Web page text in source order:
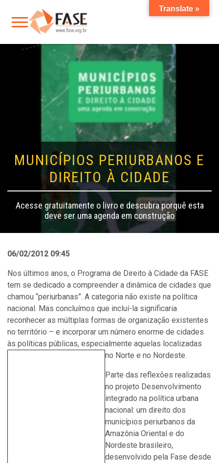
MUNICÍPIOS PERIURBANOS E
DIREITO À CIDADE
Acesse gratuitamente o livro e descubra porquê esta
deve ser uma agenda em construção
06/02/2012 09:45
Nos últimos anos, o Programa de Direito à Cidade da FASE
tem se dedicado a compreender a dinâmica de cidades que
chamou “periurbanas”. A categoria não existe na política
nacional. Mas concluímos que incluí-la significaria
reconhecer as múltiplas formas de organização existentes
no território – e incorporar um número enorme de cidades
às políticas públicas, especialmente aquelas localizadas
no Norte e no Nordeste.
Parte das reflexões realizadas
no projeto Desenvolvimento
integrado na política urbana
nacional: um direito dos
municípios periurbanos da
Amazônia Oriental e do
Nordeste brasileiro,
desenvolvido pela Fase desde
Translate »